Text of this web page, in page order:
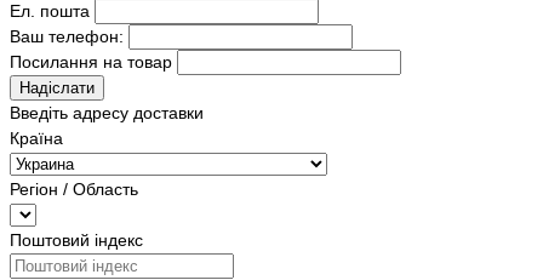
Ел. пошта
Ваш телефон:
Посилання на товар
Надіслати
Введіть адресу доставки
Країна
Регіон / Область
Поштовий індекс